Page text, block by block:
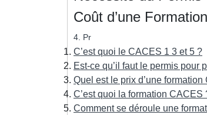
Coût d’une
4. Pr
C’est quoi le CACES 1 3 et 5 ?
Est-ce qu’il faut le permis pour
Quel est le prix d’une formation
C’est quoi la formation CACES
Comment se déroule une